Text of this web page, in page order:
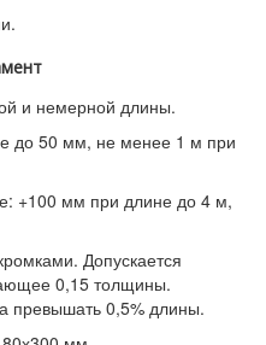
и немерной длины.
до 50 мм, не менее 1 м при
+100 мм при длине до 4 м,
Допускается
0,15 толщины.
превышать 0,5% длины.